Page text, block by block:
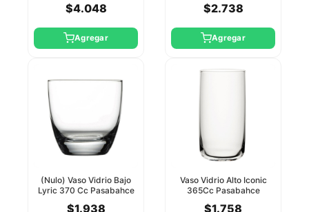
$4.048
Agregar
$2.738
Agregar
(Nulo) Vaso Vidrio Bajo
Lyric 370 Cc Pasabahce
$1.938
Vaso Vidrio Alto Iconic
365Cc Pasabahce
$1.758